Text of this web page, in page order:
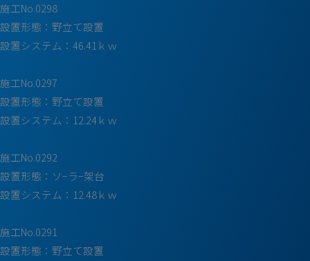
施工No.0298
設置形態：野立て設置
設置システム：46.41ｋｗ
施工No.0297
設置形態：野立て設置
設置システム：12.24ｋｗ
施工No.0292
設置形態：ソ−ラ−架台
設置システム：12.48ｋｗ
施工No.0291
設置形態：野立て設置